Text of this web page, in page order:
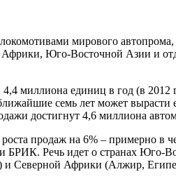
мирового автопрома,
Юго-Восточной Азии и
миллиона единиц в год (в
семь лет может
достигнут 4,6 миллиона
продаж на 6% – примерно в
БРИК. Речь идет о странах Юго-
Северной Африки (Алжир,